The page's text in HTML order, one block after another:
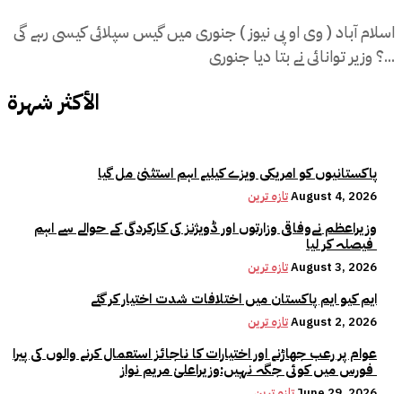
اسلام آباد ( وی او پی نیوز ) جنوری میں گیس سپلائی کیسی رہے گی
؟ وزیر توانائی نے بتا دیا جنوری...
الأكثر شهرة
پاکستانیوں کو امریکی ویزے کیلیے اہم استثنیٰ مل گیا
تازہ ترینAugust 4, 2026
وزیراعظم نےوفاقی وزارتوں اور ڈویژنز کی کارکردگی کے حوالے سے اہم
تازہ ترینAugust 3, 2026
ایم کیو ایم پاکستان میں اختلافات شدت اختیار کر گئے
تازہ ترینAugust 2, 2026
عوام پر رعب جھاڑنے اور اختیارات کا ناجائز استعمال کرنے والوں کی پیرا